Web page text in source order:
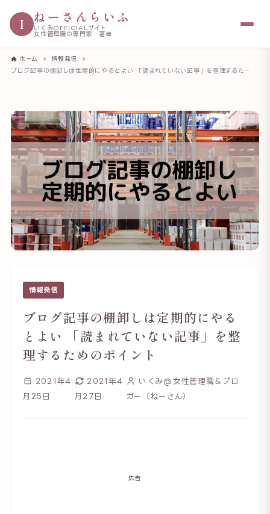
I ねーさんらいふ
いくみOFFICIALサイト
女性管理職の専門家・著者
ホーム
情報発信
ブログ記事の棚卸しは定期的にやるとよい 「読まれていない記事」を整理するためのポイント
情報発信
ブログ記事の棚卸しは定期的にやる
とよい 「読まれていない記事」を整
理するためのポイント
2021年4
月25日
2021年4
月27日
いくみ@女性管理職＆ブロ
ガー（ねーさん）
広告